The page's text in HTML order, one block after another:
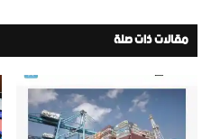
مقالات ذات صلة